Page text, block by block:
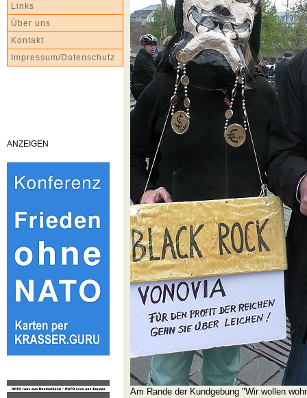
Links
Über uns
Kontakt
Impressum/Datenschutz
ANZEIGEN
Am Rande der Kundgebung "Wir wollen